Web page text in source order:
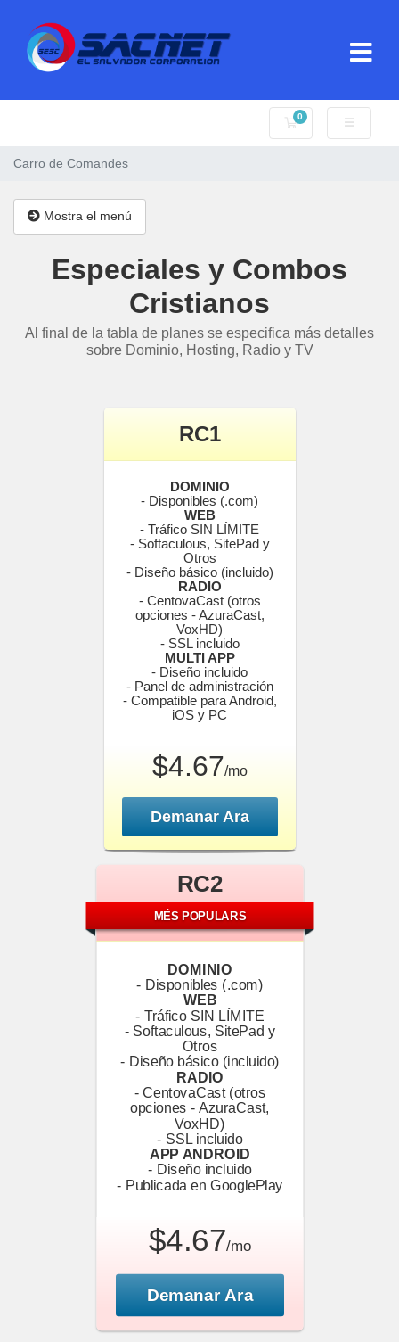
0
Carro de Comandes
Carro de Comandes
Mostra el menú
Especiales y Combos
Cristianos
Al final de la tabla de planes se especifica más detalles
sobre Dominio, Hosting, Radio y TV
RC1
DOMINIO
- Disponibles (.com)
WEB
- Tráfico SIN LÍMITE
- Softaculous, SitePad y
Otros
- Diseño básico (incluido)
RADIO
- CentovaCast (otros
opciones - AzuraCast,
VoxHD)
- SSL incluido
MULTI APP
- Diseño incluido
- Panel de administración
- Compatible para Android,
iOS y PC
$4.67/mo
Demanar Ara
RC2
MÉS POPULARS
DOMINIO
- Disponibles (.com)
WEB
- Tráfico SIN LÍMITE
- Softaculous, SitePad y
Otros
- Diseño básico (incluido)
RADIO
- CentovaCast (otros
opciones - AzuraCast,
VoxHD)
- SSL incluido
APP ANDROID
- Diseño incluido
- Publicada en GooglePlay
$4.67/mo
Demanar Ara